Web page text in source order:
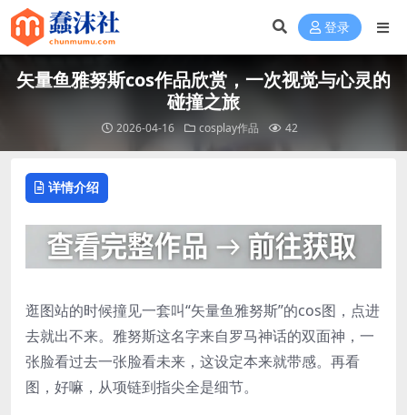
登录
矢量鱼雅努斯cos作品欣赏，一次视觉与心灵的
碰撞之旅
2026-04-16 cosplay作品 42
详情介绍
逛图站的时候撞见一套叫“矢量鱼雅努斯”的cos图，点进
去就出不来。雅努斯这名字来自罗马神话的双面神，一
张脸看过去一张脸看未来，这设定本来就带感。再看
图，好嘛，从项链到指尖全是细节。